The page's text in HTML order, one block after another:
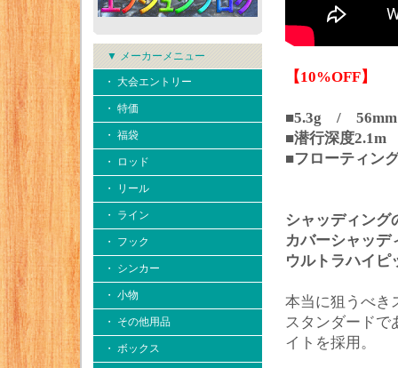
▼ メーカーメニュー
・ 大会エントリー
・ 特価
・ 福袋
・ ロッド
・ リール
・ ライン
・ フック
・ シンカー
・ 小物
・ その他用品
・ ボックス
【10%OFF】
■5.3g / 56mm
■潜行深度2.1m
■フローティン
シャッディング
カバーシャッデ
ウルトラハイピ
本当に狙うべき
スタンダードで
イトを採用。